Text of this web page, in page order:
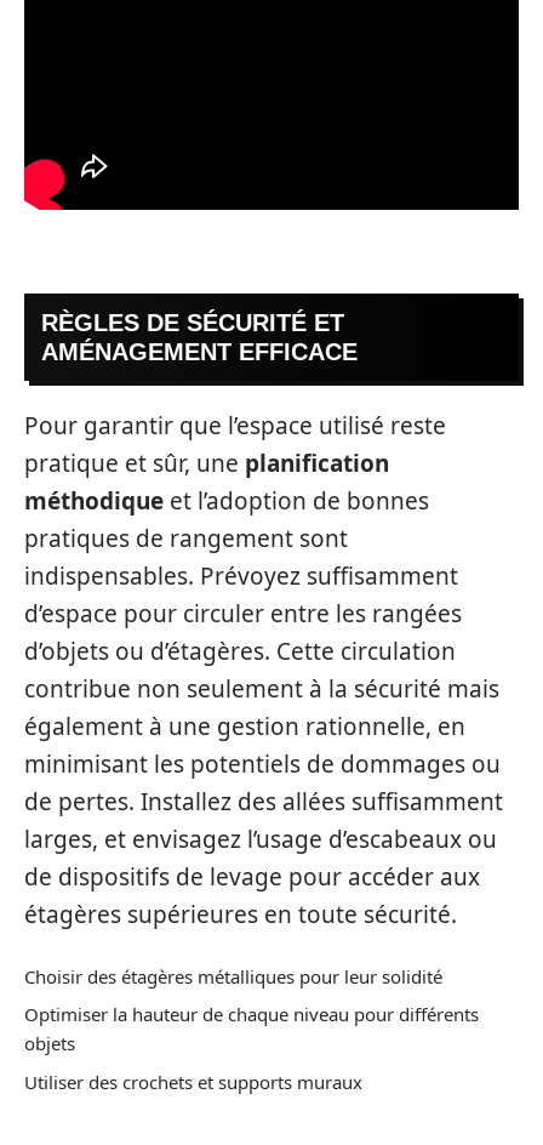
RÈGLES DE SÉCURITÉ ET
AMÉNAGEMENT EFFICACE
Pour garantir que l’espace utilisé reste
pratique et sûr, une planification
méthodique et l’adoption de bonnes
pratiques de rangement sont
indispensables. Prévoyez suffisamment
d’espace pour circuler entre les rangées
d’objets ou d’étagères. Cette circulation
contribue non seulement à la sécurité mais
également à une gestion rationnelle, en
minimisant les potentiels de dommages ou
de pertes. Installez des allées suffisamment
larges, et envisagez l’usage d’escabeaux ou
de dispositifs de levage pour accéder aux
étagères supérieures en toute sécurité.
Choisir des étagères métalliques pour leur solidité
Optimiser la hauteur de chaque niveau pour différents
objets
Utiliser des crochets et supports muraux